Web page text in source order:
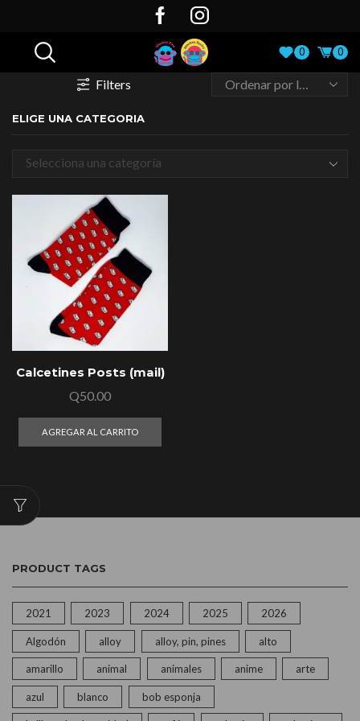
0 0
Filters
ELIGE UNA CATEGORIA
Selecciona una categoría
Calcetines Posts (mail)
Q50.00
AGREGAR AL CARRITO
PRODUCT TAGS
2021 2023 2024 2025 2026
Algodón alloy alloy, pin, pines alto
amarillo animal animales anime arte
azul blanco bob esponja